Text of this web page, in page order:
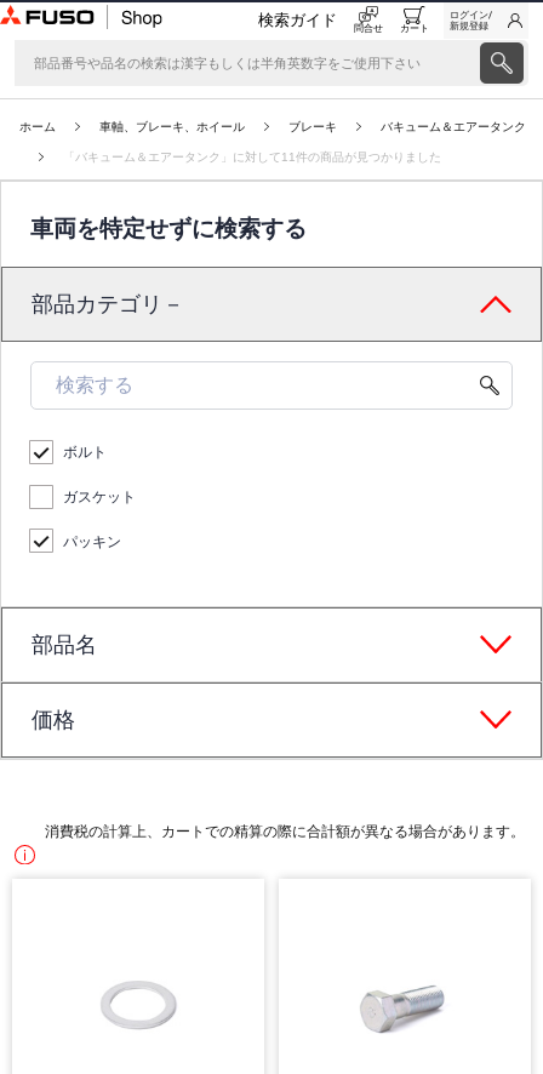
検索ガイド 問合せ カート
ログイン/
新規登録
ホーム 車軸、ブレーキ、ホイール ブレーキ バキューム＆エアータンク
「バキューム＆エアータンク」に対して11件の商品が見つかりました
車両を特定せずに検索する
部品カテゴリ－
ボルト
ガスケット
パッキン
部品名
価格
消費税の計算上、カートでの精算の際に合計額が異なる場合があります。